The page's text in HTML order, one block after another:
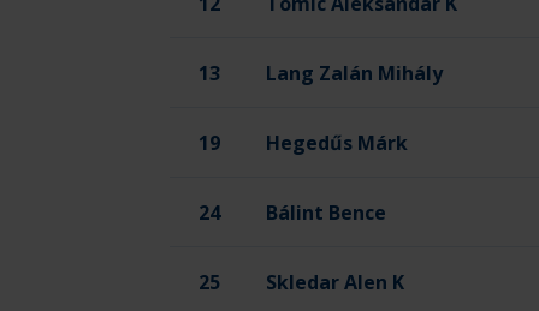
13 Lang Zalán Mihály
19 Hegedűs Márk
24 Bálint Bence
25 Skledar Alen Kapus
K